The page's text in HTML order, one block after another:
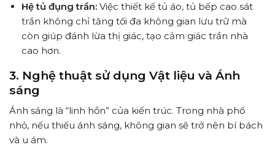
Hệ tủ đụng trần:Việc thiết kế tủ áo, tủ bếp cao sát
trần không chỉ tăng tối đa không gian lưu trữ mà
còn giúp đánh lừa thị giác, tạo cảm giác trần nhà
cao hơn.
3. Nghệ thuật sử dụng Vật liệu và Ánh
sáng
Ánh sáng là “linh hồn” của kiến trúc. Trong nhà phố
nhỏ, nếu thiếu ánh sáng, không gian sẽ trở nên bí bách
và u ám.